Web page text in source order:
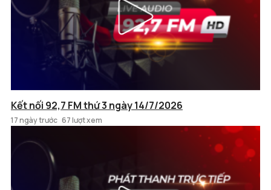
Kết nối 92,7 FM thứ 3 ngày 14/7/2026
17 ngày trước 67 lượt xem